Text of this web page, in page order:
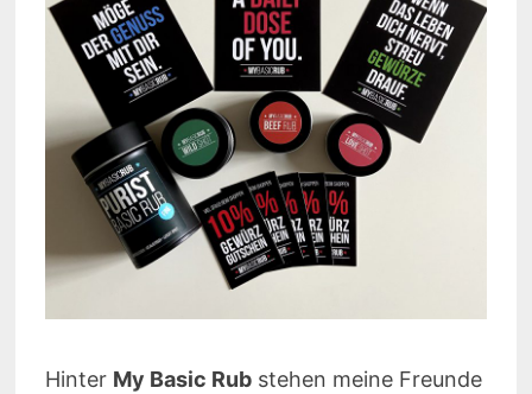
Hinter My Basic Rubstehen meine Freunde